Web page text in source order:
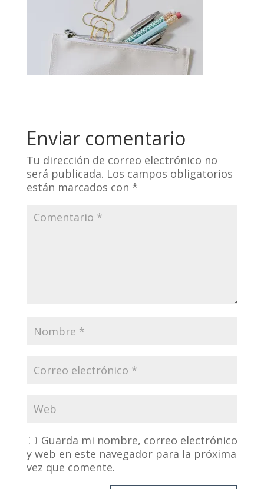
Enviar comentario
Tu dirección de correo electrónico no
será publicada. Los campos obligatorios
están marcados con *
Guarda mi nombre, correo electrónico
y web en este navegador para la próxima
vez que comente.